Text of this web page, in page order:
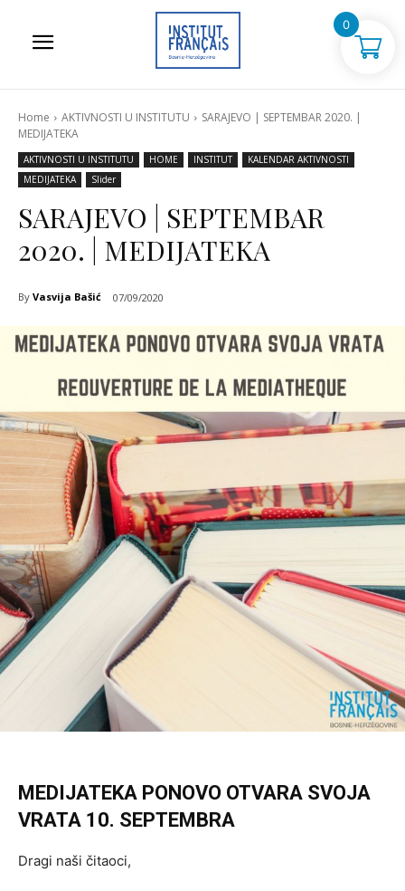
Home AKTIVNOSTI U INSTITUTU
SARAJEVO | SEPTEMBAR 2020. |
MEDIJATEKA
AKTIVNOSTI U INSTITUTU HOME INSTITUT
KALENDAR AKTIVNOSTI
MEDIJATEKA
Slider
SARAJEVO | SEPTEMBAR
2020. | MEDIJATEKA
By Vasvija Bašić 07/09/2020
MEDIJATEKA PONOVO OTVARA SVOJA
VRATA 10. SEPTEMBRA
Dragi naši čitaoci,
0